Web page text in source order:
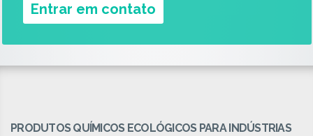
Entrar em contato
PRODUTOS QUÍMICOS ECOLÓGICOS PARA INDÚSTRIAS